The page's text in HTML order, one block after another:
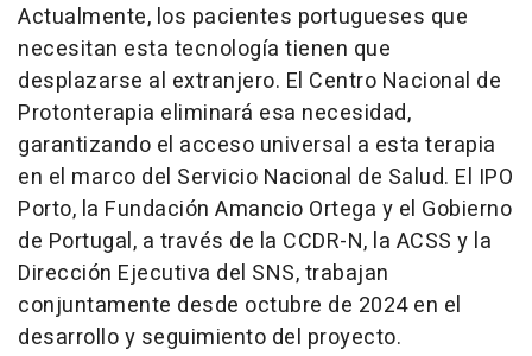
Actualmente, los pacientes portugueses que
necesitan esta tecnología tienen que
desplazarse al extranjero. El Centro Nacional de
Protonterapia eliminará esa necesidad,
garantizando el acceso universal a esta terapia
en el marco del Servicio Nacional de Salud. El IPO
Porto, la Fundación Amancio Ortega y el Gobierno
de Portugal, a través de la CCDR-N, la ACSS y la
Dirección Ejecutiva del SNS, trabajan
conjuntamente desde octubre de 2024 en el
desarrollo y seguimiento del proyecto.